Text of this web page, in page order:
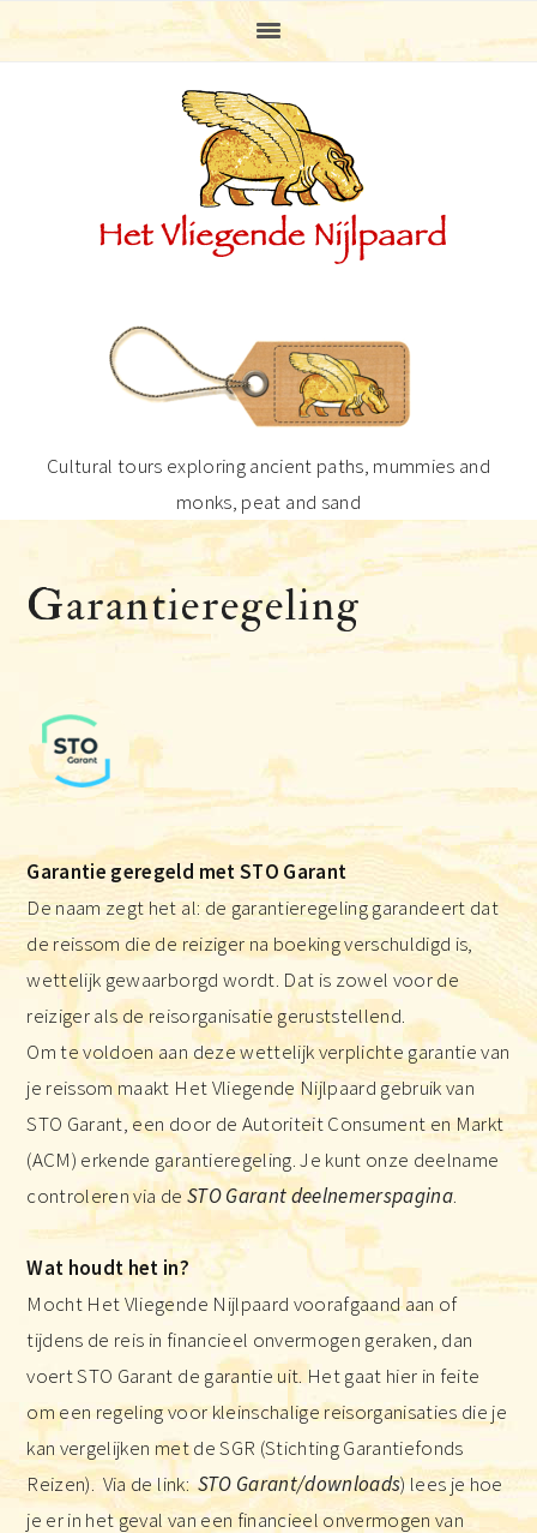
Cultural tours exploring ancient paths, mummies and
monks, peat and sand
Garantieregeling
Garantie geregeld met STO Garant
De naam zegt het al: de garantieregeling garandeert dat
de reissom die de reiziger na boeking verschuldigd is,
wettelijk gewaarborgd wordt. Dat is zowel voor de
reiziger als de reisorganisatie geruststellend.
Om te voldoen aan deze wettelijk verplichte garantie van
je reissom maakt Het Vliegende Nijlpaard gebruik van
STO Garant, een door de Autoriteit Consument en Markt
(ACM) erkende garantieregeling. Je kunt onze deelname
controleren via deSTO Garant deelnemerspagina.
Wat houdt het in?
Mocht Het Vliegende Nijlpaard voorafgaand aan of
tijdens de reis in financieel onvermogen geraken, dan
voert STO Garant de garantie uit. Het gaat hier in feite
om een regeling voor kleinschalige reisorganisaties die je
kan vergelijken met de SGR (Stichting Garantiefonds
Reizen). Via de link:STO Garant/downloads) lees je hoe
je er in het geval van een financieel onvermogen van